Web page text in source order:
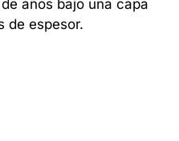
años bajo una capa
de espesor.